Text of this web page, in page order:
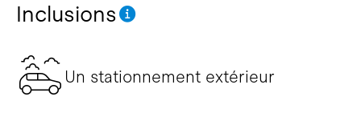
Inclusions
Un stationnement extérieur